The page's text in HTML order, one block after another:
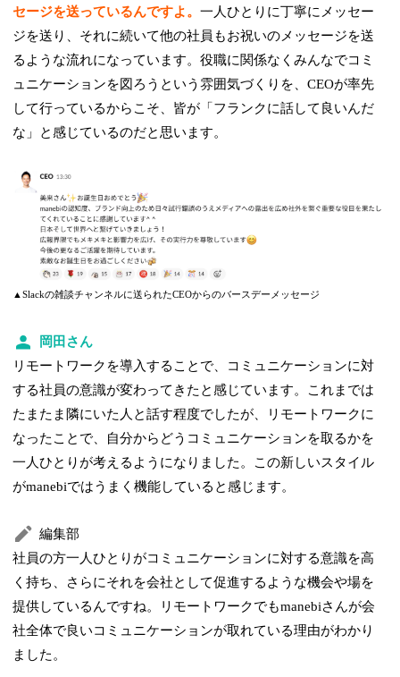
セージを送っているんですよ。一人ひとりに丁寧にメッセー
ジを送り、それに続いて他の社員もお祝いのメッセージを送
るような流れになっています。役職に関係なくみんなでコミ
ュニケーションを図ろうという雰囲気づくりを、CEOが率先
して行っているからこそ、皆が「フランクに話して良いんだ
な」と感じているのだと思います。
▲Slackの雑談チャンネルに送られたCEOからのバースデーメッセージ
岡田さん
リモートワークを導入することで、コミュニケーションに対
する社員の意識が変わってきたと感じています。これまでは
たまたま隣にいた人と話す程度でしたが、リモートワークに
なったことで、自分からどうコミュニケーションを取るかを
一人ひとりが考えるようになりました。この新しいスタイル
がmanebiではうまく機能していると感じます。
編集部
社員の方一人ひとりがコミュニケーションに対する意識を高
く持ち、さらにそれを会社として促進するような機会や場を
提供しているんですね。リモートワークでもmanebiさんが会
社全体で良いコミュニケーションが取れている理由がわかり
ました。